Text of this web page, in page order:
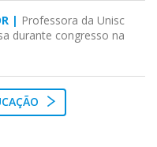
| Professora da Unisc
durante congresso na